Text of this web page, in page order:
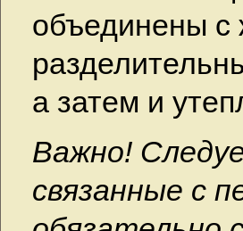
объединены с
а затем и
Важно!
связанные с